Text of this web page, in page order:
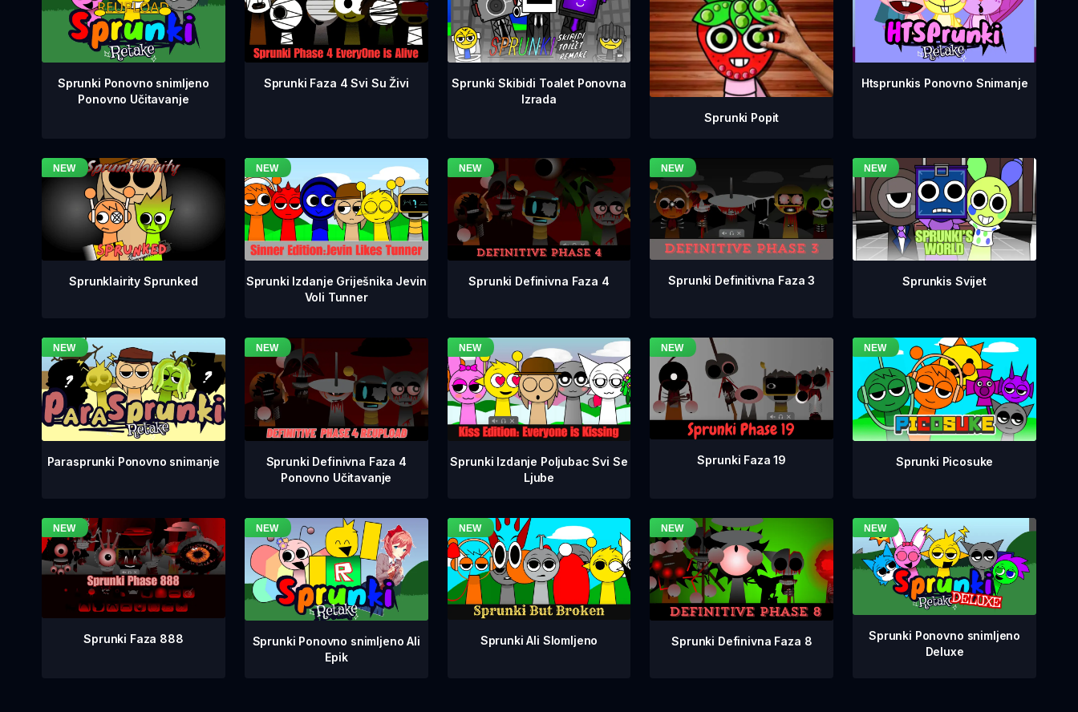
Sprunki Ponovno snimljeno
Ponovno Učitavanje
Sprunki Faza 4 Svi Su Živi
Sprunki Skibidi Toalet Ponovna
Izrada
Sprunki Popit
Htsprunkis Ponovno Snimanje
Sprunklairity Sprunked
Sprunki Izdanje Griješnika Jevin
Voli Tunner
Sprunki Definivna Faza 4 Sprunki Definitivna Faza 3 Sprunkis Svijet
Parasprunki Ponovno snimanje
Sprunki Definivna Faza 4
Ponovno Učitavanje
Sprunki Izdanje Poljubac Svi Se
Ljube
Sprunki Faza 19 Sprunki Picosuke
Sprunki Faza 888
Sprunki Ponovno snimljeno Ali
Epik
Sprunki Ali Slomljeno Sprunki Definivna Faza 8
Sprunki Ponovno snimljeno
Deluxe